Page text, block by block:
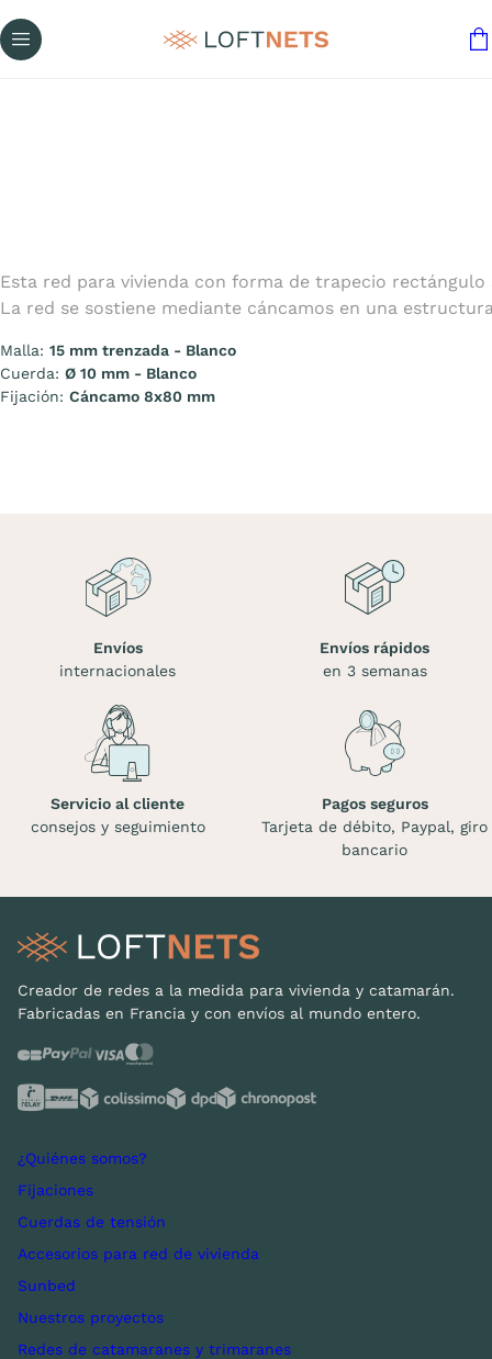
Esta red para vivienda con forma de trapecio
La red se sostiene mediante cáncamos en una
Malla: 15 mm trenzada - Blanco
Cuerda: Ø 10 mm - Blanco
Fijación: Cáncamo 8x80 mm
Envíos
internacionales
Envíos rápidos
en 3 semanas
Servicio al cliente
consejos y seguimiento
Pagos seguros
Tarjeta de débito, Paypal, giro
bancario
Creador de redes a la medida para vivienda y catamarán.
Fabricadas en Francia y con envíos al mundo entero.
¿Quiénes somos?
Fijaciones
Cuerdas de tensión
Accesorios para red de vivienda
Sunbed
Nuestros proyectos
Redes de catamaranes y trimaranes